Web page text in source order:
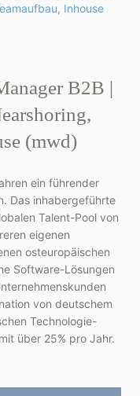
Inhouse
B2B |
(mwd)
ein führender
Das inhabergeführte
Talent-Pool von
eigenen
osteuropäischen
Software-Lösungen
von deutschem
Technologie-
über 25% pro Jahr.